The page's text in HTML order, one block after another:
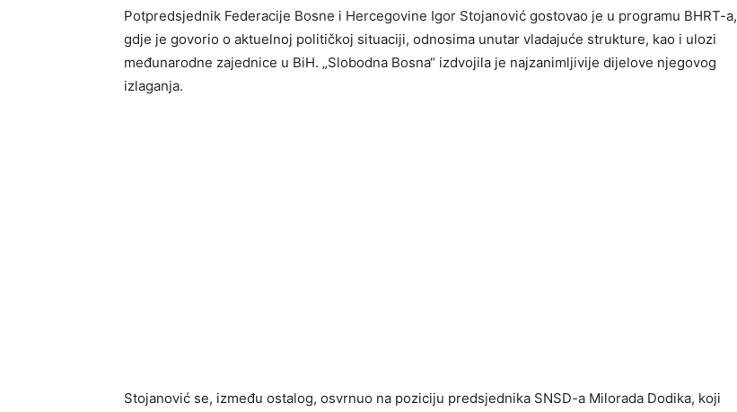
Potpredsjednik Federacije Bosne i Hercegovine Igor Stojanović gostovao je u programu BHRT-a,
gdje je govorio o aktuelnoj političkoj situaciji, odnosima unutar vladajuće strukture, kao i ulozi
međunarodne zajednice u BiH. „Slobodna Bosna“ izdvojila je najzanimljivije dijelove njegovog
izlaganja.
Stojanović se, između ostalog, osvrnuo na poziciju predsjednika SNSD-a Milorada Dodika, koji